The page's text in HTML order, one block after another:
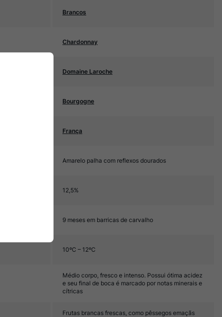
Brancos
Chardonnay
Domaine Laroche
Bourgogne
França
Amarelo palha com reflexos dourados
12,5%
9 meses em barricas de carvalho
10ºC – 12ºC
Médio corpo, fresco e intenso. Possui ótima acidez
e seu final de boca é marcado por notas minerais e
cítricas
Frutas brancas frescas, como pêssegos emaçãs